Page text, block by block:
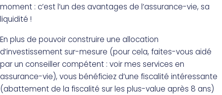
moment : c’est l’un des avantages de l’assurance-vie, sa
liquidité !
En plus de pouvoir construire une allocation
d’investissement sur-mesure (pour cela, faites-vous aidé
par un conseiller compétent : voir mes services en
assurance-vie), vous bénéficiez d’une fiscalité intéressante
(abattement de la fiscalité sur les plus-value après 8 ans)